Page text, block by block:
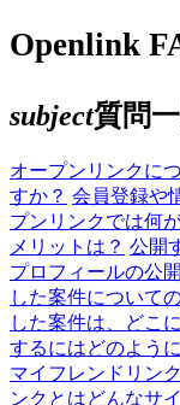
Openlink
subject質問
オープンリンクに
すか？ 会員登録や
プンリンクでは何
メリットは？ 公開
プロフィールの公
した案件について
した案件は、どこ
するにはどのよう
マイフレンドリン
ンクとはどんなサ